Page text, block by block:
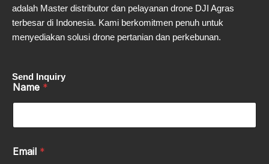
adalah Master distributor dan pelayanan drone DJI Agras
terbesar di Indonesia. Kami berkomitmen penuh untuk
menyediakan solusi drone pertanian dan perkebunan.
Send Inquiry
Name *
Email *